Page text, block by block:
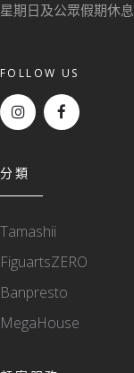
星期日及公眾假期休息
FOLLOW US
分類
Tamashii
FiguartsZERO
Banpresto
MegaHouse